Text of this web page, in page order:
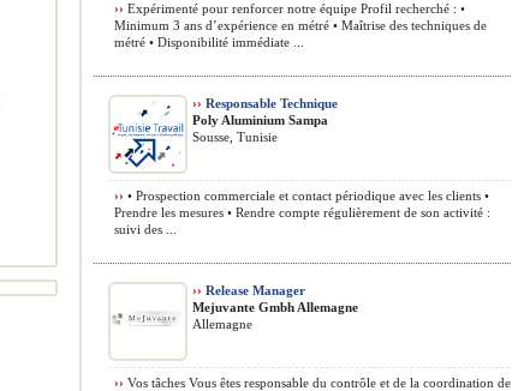
›› Expérimenté pour renforcer notre équipe Profil recherché : •
Minimum 3 ans d’expérience en métré • Maîtrise des techniques de
métré • Disponibilité immédiate ...
›› Responsable Technique
Poly Aluminium Sampa
Sousse, Tunisie
›› • Prospection commerciale et contact périodique avec les clients •
Prendre les mesures • Rendre compte régulièrement de son activité :
suivi des ...
›› Release Manager
Mejuvante Gmbh Allemagne
Allemagne
›› Vos tâches Vous êtes responsable du contrôle et de la coordination de